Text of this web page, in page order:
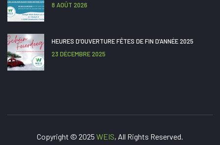
8 AOÛT 2026
HEURES D’OUVERTURE FÊTES DE FIN D’ANNÉE 2025
23 DÉCEMBRE 2025
Copyright © 2025 WEIS, All Rights Reserved.